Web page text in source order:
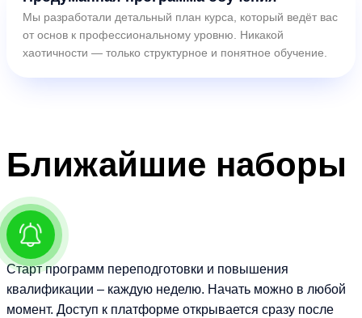
Мы разработали детальный план курса, который ведёт вас
от основ к профессиональному уровню. Никакой
хаотичности — только структурное и понятное обучение.
Ближайшие наборы
Старт программ переподготовки и повышения
квалификации – каждую неделю. Начать можно в любой
момент. Доступ к платформе открывается сразу после